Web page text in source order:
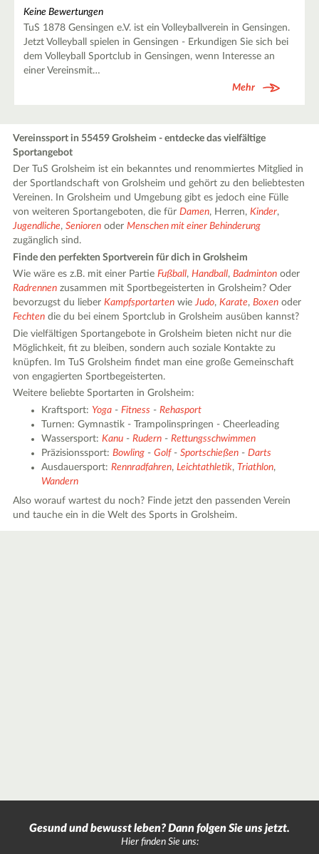
Keine Bewertungen
TuS 1878 Gensingen e.V. ist ein Volleyballverein in Gensingen.
Jetzt Volleyball spielen in Gensingen - Erkundigen Sie sich bei
dem Volleyball Sportclub in Gensingen, wenn Interesse an
einer Vereinsmit…
Mehr
Vereinssport in 55459 Grolsheim - entdecke das vielfältige
Sportangebot
Der TuS Grolsheim ist ein bekanntes und renommiertes Mitglied in
der Sportlandschaft von Grolsheim und gehört zu den beliebtesten
Vereinen. In Grolsheim und Umgebung gibt es jedoch eine Fülle
von weiteren Sportangeboten, die fürDamen, Herren,Kinder,
Jugendliche,Senioren oderMenschen mit einer Behinderung
zugänglich sind.
Finde den perfekten Sportverein für dich in Grolsheim
Wie wäre es z.B. mit einer PartieFußball,Handball,Badminton oder
Radrennen zusammen mit Sportbegeisterten in Grolsheim? Oder
bevorzugst du lieberKampfsportarten wieJudo,Karate,Boxen oder
Fechten die du bei einem Sportclub in Grolsheim ausüben kannst?
Die vielfältigen Sportangebote in Grolsheim bieten nicht nur die
Möglichkeit, fit zu bleiben, sondern auch soziale Kontakte zu
knüpfen. Im TuS Grolsheim findet man eine große Gemeinschaft
von engagierten Sportbegeisterten.
Weitere beliebte Sportarten in Grolsheim:
Kraftsport: Yoga -Fitness -Rehasport
Turnen: Gymnastik - Trampolinspringen - Cheerleading
Wassersport:Kanu -Rudern -Rettungsschwimmen
Präzisionssport:Bowling -Golf-Sportschießen -Darts
Ausdauersport:Rennradfahren,Leichtathletik,Triathlon,
Wandern
Also worauf wartest du noch? Finde jetzt den passenden Verein
und tauche ein in die Welt des Sports in Grolsheim.
Gesund und bewusst leben? Dann folgen Sie uns jetzt.
Hier finden Sie uns: